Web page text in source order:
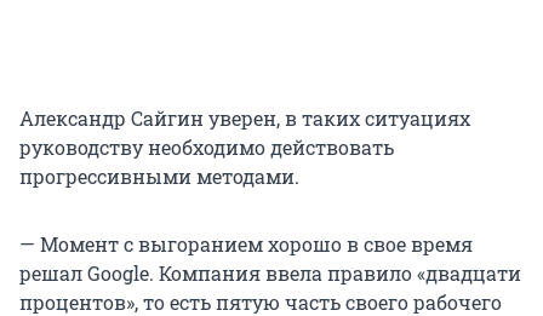
Александр Сайгин уверен, в таких ситуациях
руководству необходимо действовать
прогрессивными методами.
— Момент с выгоранием хорошо в свое время
решал Google. Компания ввела правило «двадцати
процентов», то есть пятую часть своего рабочего